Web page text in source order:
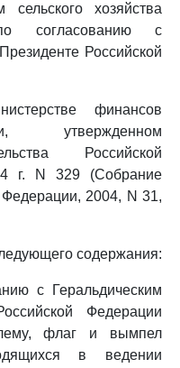
хозяйства
согласованию с
Российской
финансов
утвержденном
Российской
г. N 329 (Собрание
Федерации, 2004, N 31,
содержания:
с Геральдическим
Федерации
флаг и вымпел
в ведении